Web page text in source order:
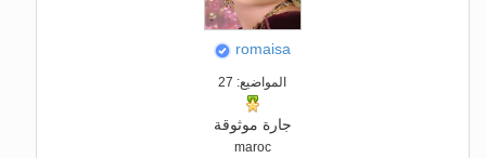
romaisa
المواضيع: 27
جارة موثوقة
maroc